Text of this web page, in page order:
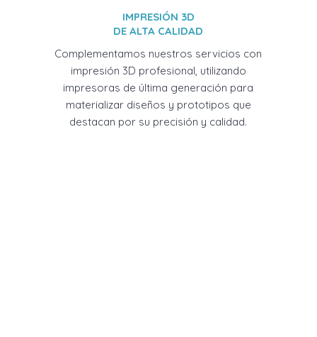
IMPRESIÓN 3D
DE ALTA CALIDAD
Complementamos nuestros servicios con
impresión 3D profesional, utilizando
impresoras de última generación para
materializar diseños y prototipos que
destacan por su precisión y calidad.